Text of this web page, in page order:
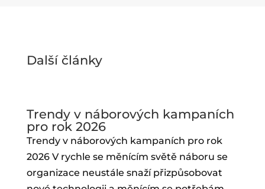
Další články
Trendy v náborových kampaních
pro rok 2026
Trendy v náborových kampaních pro rok
2026 V rychle se měnícím světě náboru se
organizace neustále snaží přizpůsobovat